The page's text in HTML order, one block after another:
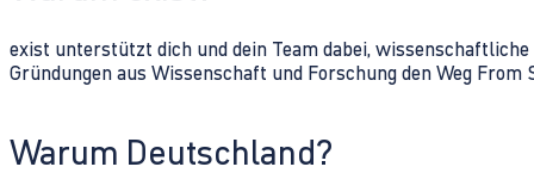
exist unterstützt dich und dein Team dabei,
Gründungen aus Wissenschaft und Forschung den Weg From
Warum Deutschland?